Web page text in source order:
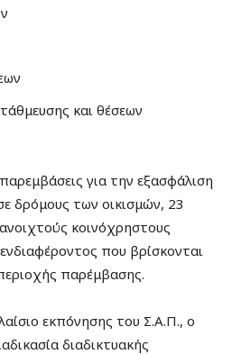
και θέσεων
για την εξασφάλιση
δρόμους των οικισμών, 23
κοινόχρηστους
που βρίσκονται
παρέμβασης.
εκπόνησης του Σ.Α.Π., ο
διαδικτυακής